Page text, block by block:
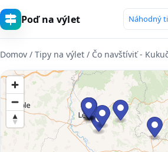
Poď na výlet Náhodný
Domov / Tipy na výlet / Čo navštíviť -